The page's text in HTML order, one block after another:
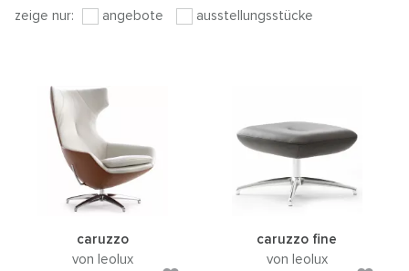
zeige nur: angebote ausstellungsstücke
caruzzo
von leolux
caruzzo fine
von leolux